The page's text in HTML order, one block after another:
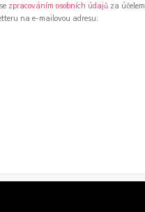
zpracováním osobních údajů za účelem
na e-mailovou adresu: